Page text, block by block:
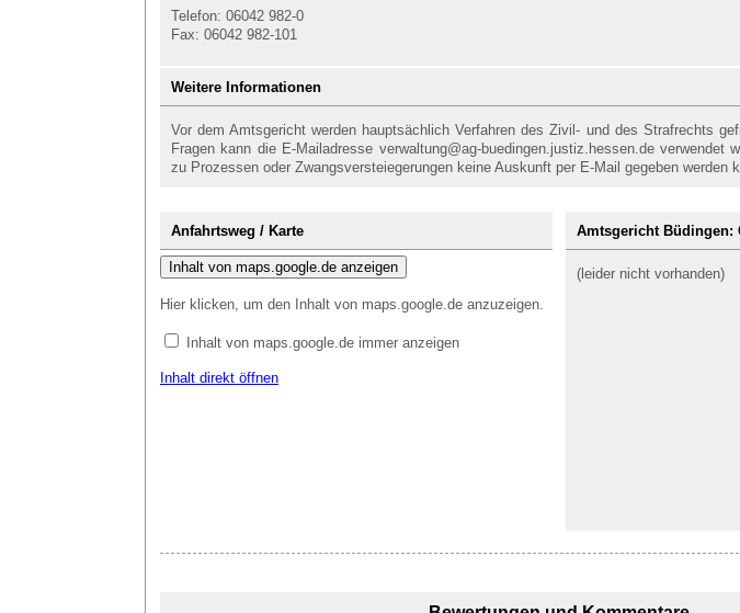
Telefon: 06042 982-0
Fax: 06042 982-101
Weitere Informationen
Vor dem Amtsgericht werden hauptsächlich Verfahren des Zivil- und des Strafrechts
Fragen kann die E-Mailadresse verwaltung@ag-buedingen.justiz.hessen.de verwendet
zu Prozessen oder Zwangsversteiegerungen keine Auskunft per E-Mail gegeben werden
Anfahrtsweg / Karte
Inhalt von maps.google.de anzeigen
Hier klicken, um den Inhalt von maps.google.de anzuzeigen.
Inhalt von maps.google.de immer anzeigen
Inhalt direkt öffnen
Amtsgericht Büdingen:
(leider nicht vorhanden)